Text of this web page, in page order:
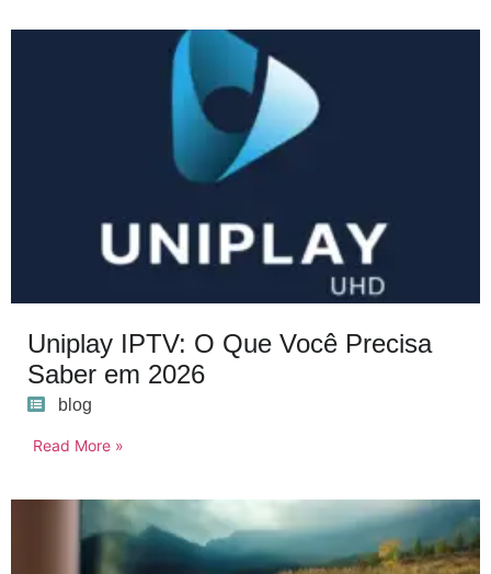
Uniplay IPTV: O Que Você Precisa
Saber em 2026
blog
Read More »